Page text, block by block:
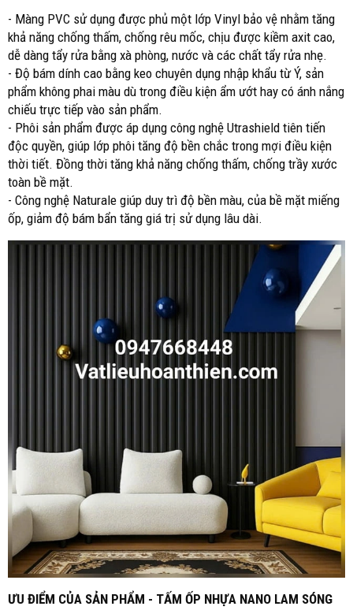
- Màng PVC sử dụng được phủ một lớp Vinyl bảo vệ nhằm tăng
khả năng chống thấm, chống rêu mốc, chịu được kiềm axit cao,
dễ dàng tẩy rửa bằng xà phòng, nước và các chất tẩy rửa nhẹ.
- Độ bám dính cao bằng keo chuyên dụng nhập khẩu từ Ý, sản
phẩm không phai màu dù trong điều kiện ẩm ướt hay có ánh nắng
chiếu trực tiếp vào sản phẩm.
- Phôi sản phẩm được áp dụng công nghệ Utrashield tiên tiến
độc quyền, giúp lớp phôi tăng độ bền chắc trong mợi điều kiện
thời tiết. Đồng thời tăng khả năng chống thấm, chống trầy xước
toàn bề mặt.
- Công nghệ Naturale giúp duy trì độ bền màu, của bề mặt miếng
ốp, giảm độ bám bẩn tăng giá trị sử dụng lâu dài.
ƯU ĐIỂM CỦA SẢN PHẨM - TẤM ỐP NHỰA NANO LAM SÓNG